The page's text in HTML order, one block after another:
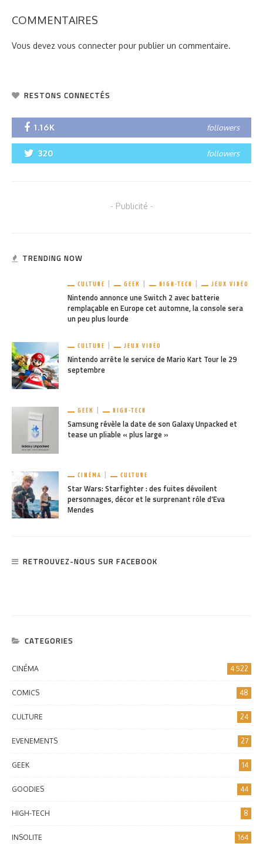
COMMENTAIRES
Vous devez vous connecter pour publier un commentaire.
RESTONS CONNECTÉS
1.16K followers
320 followers
- Publicité -
TRENDING NOW
CULTURE GEEK HIGH-TECH JEUX VIDÉO
Nintendo annonce une Switch 2 avec batterie
remplaçable en Europe cet automne, la console sera
un peu plus lourde
CULTURE JEUX VIDÉO
Nintendo arrête le service de Mario Kart Tour le 29
septembre
GEEK HIGH-TECH
Samsung révèle la date de son Galaxy Unpacked et
tease un pliable « plus large »
CINÉMA CULTURE
Star Wars: Starfighter : des fuites dévoilent
personnages, décor et le surprenant rôle d’Eva
Mendes
RETROUVEZ-NOUS SUR FACEBOOK
CATEGORIES
CINÉMA 4 522
COMICS 48
CULTURE 24
EVENEMENTS 27
GEEK 14
GOODIES 44
HIGH-TECH 8
INSOLITE 164